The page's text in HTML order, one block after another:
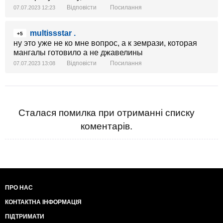
07.07.2023 12:23 Відповісти Посилання
+5
multissstar .
ну это уже не ко мне вопрос, а к земрази, которая
мангалы готовило а не джавелины
07.07.2023 13:08 Відповісти Посилання
Сталася помилка при отриманні списку
коментарів.
ПРО НАС
КОНТАКТНА ІНФОРМАЦІЯ
ПІДТРИМАТИ